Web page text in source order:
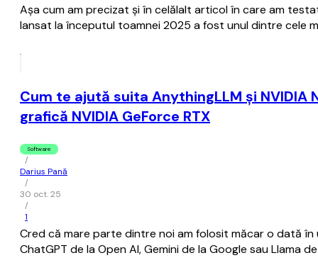
Așa cum am precizat și în celălalt articol în care am
lansat la începutul toamnei 2025 a fost unul dintre cele
Cum te ajută suita AnythingLLM și
grafică NVIDIA GeForce RTX
Software
/
Darius Pană
/
30 oct. 25
/
1
Cred că mare parte dintre noi am folosit măcar o dată
ChatGPT de la Open AI, Gemini de la Google sau Llama